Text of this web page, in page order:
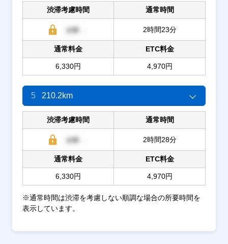
渋滞考慮時間 通常時間
2時間23分
通常料金
6,330円
ETC料金
4,970円
5 210.2km
渋滞考慮時間 通常時間
2時間28分
通常料金
6,330円
ETC料金
4,970円
※通常時間は渋滞を考慮しない順調な場合の所要時間を
表示しています。